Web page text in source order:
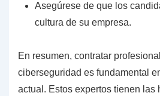
Asegúrese de que los
cultura de su empresa.
En resumen, contratar
ciberseguridad es fundamental
actual. Estos expertos tienen las